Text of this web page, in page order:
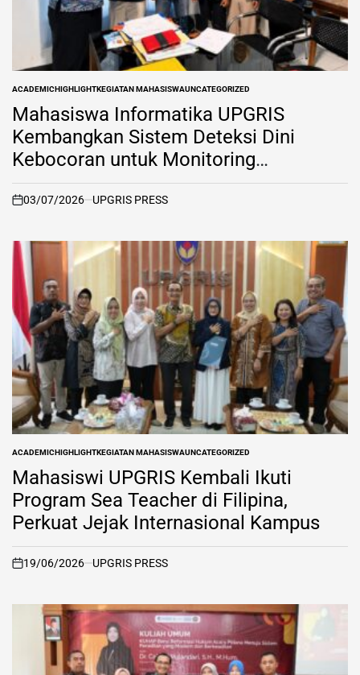
POSTED
IN
ACADEMICHIGHLIGHTKEGIATAN MAHASISWAUNCATEGORIZED
Mahasiswa Informatika UPGRIS
Kembangkan Sistem Deteksi Dini
Kebocoran untuk Monitoring
Penggunaan Air Secara Lebih Objektif
on
03/07/2026 UPGRIS PRESS
POSTED
IN
ACADEMICHIGHLIGHTKEGIATAN MAHASISWAUNCATEGORIZED
Mahasiswi UPGRIS Kembali Ikuti
Program Sea Teacher di Filipina,
Perkuat Jejak Internasional Kampus
on
19/06/2026 UPGRIS PRESS